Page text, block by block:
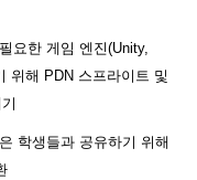
요한 게임 엔진(Unity,
위해 PDN 스프라이트 및
학생들과 공유하기 위해